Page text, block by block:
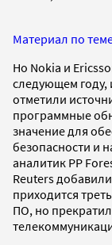
Материал по
Но Nokia и
следующем году,
отметили
программные
значение для
безопасности и
аналитик PP
Reuters
приходится
ПО, но